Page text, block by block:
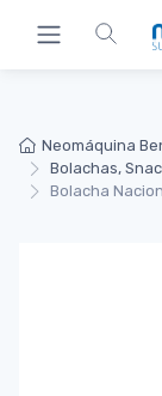
Neomáquina
Bolachas,
Bolacha